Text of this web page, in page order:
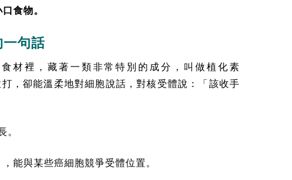
食物。
一句話
材裡，藏著一類非常特別的成分，叫做植化素
，卻能溫柔地對細胞說話，對核受體說：「該收手
。
能與某些癌細胞競爭受體位置。